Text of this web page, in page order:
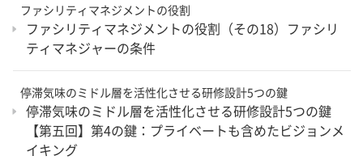
ファシリティマネジメントの役割
ファシリティマネジメントの役割（その18）ファシリ
ティマネジャーの条件
停滞気味のミドル層を活性化させる研修設計5つの鍵
停滞気味のミドル層を活性化させる研修設計5つの鍵
【第五回】第4の鍵：プライベートも含めたビジョンメ
イキング